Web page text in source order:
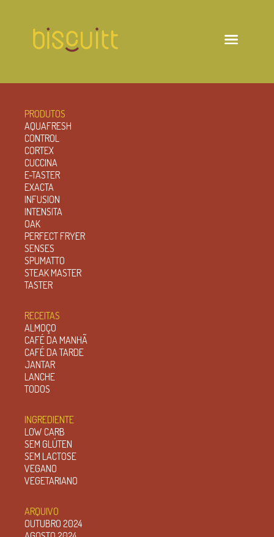
PRODUTOS
AQUAFRESH
CONTROL
CORTEX
CUCCINA
E-TASTER
EXACTA
INFUSION
INTENSITA
OAK
PERFECT FRYER
SENSES
SPUMATTO
STEAK MASTER
TASTER
RECEITAS
ALMOÇO
CAFÉ DA MANHÃ
CAFÉ DA TARDE
JANTAR
LANCHE
TODOS
INGREDIENTE
LOW CARB
SEM GLÚTEN
SEM LACTOSE
VEGANO
VEGETARIANO
ARQUIVO
OUTUBRO 2024